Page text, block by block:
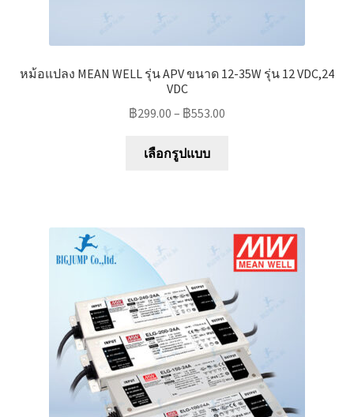
หม้อแปลง MEAN WELL รุ่น APV ขนาด 12-35W รุ่น 12 VDC,24
VDC
฿299.00 – ฿553.00
เลือกรูปแบบ
The
options
be
chosen
on
the
product
page